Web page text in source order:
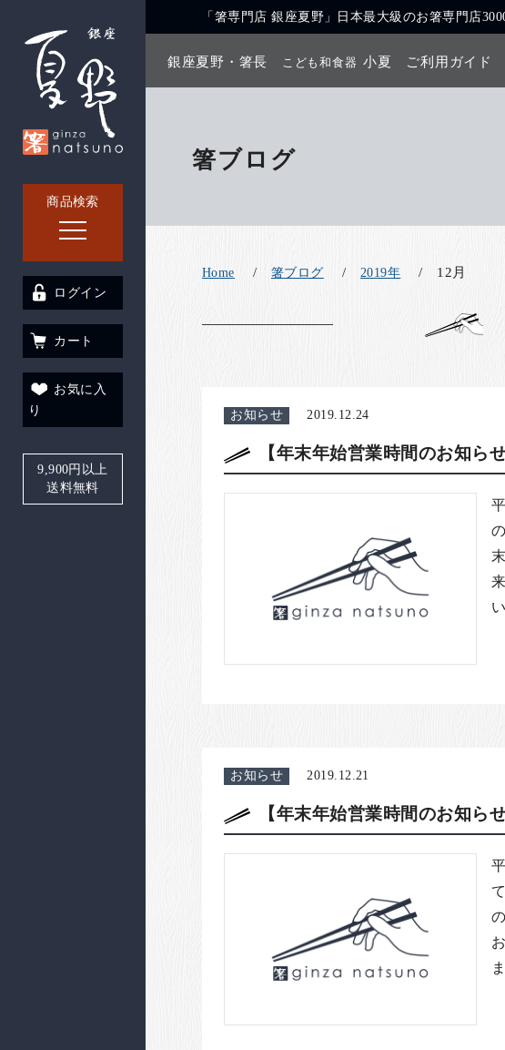
商品検索
「箸専門店 銀座夏野」日本最大級のお箸専門店
銀座夏野・箸長 こども和食器 小夏 ご利用ガイド
ログイン
カート
お気に入
り
9,900円以上
送料無料
箸ブログ
Home 箸ブログ 2019年 12月
お知らせ 2019.12.24
【年末年始営業時間のお知ら
お知らせ 2019.12.21
【年末年始営業時間のお知らせ